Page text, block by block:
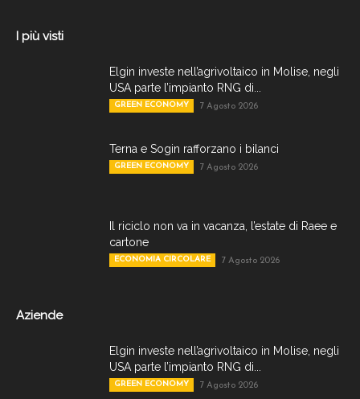
I più visti
Elgin investe nell’agrivoltaico in Molise, negli
USA parte l’impianto RNG di...
GREEN ECONOMY 7 Agosto 2026
Terna e Sogin rafforzano i bilanci
GREEN ECONOMY 7 Agosto 2026
Il riciclo non va in vacanza, l’estate di Raee e
cartone
ECONOMIA CIRCOLARE 7 Agosto 2026
Aziende
Elgin investe nell’agrivoltaico in Molise, negli
USA parte l’impianto RNG di...
GREEN ECONOMY 7 Agosto 2026